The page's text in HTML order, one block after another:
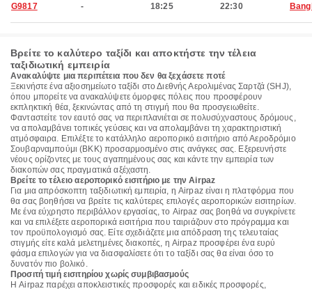
G9817 - 18:25 22:30
Βρείτε το καλύτερο ταξίδι και αποκτήστε την τέλεια
ταξιδιωτική εμπειρία
Ανακαλύψτε μια περιπέτεια που δεν θα ξεχάσετε ποτέ
Ξεκινήστε ένα αξιοσημείωτο ταξίδι στο Διεθνής Αερολιμένας Σαρτζά (SHJ),
όπου μπορείτε να ανακαλύψετε όμορφες πόλεις που προσφέρουν
εκπληκτική θέα, ξεκινώντας από τη στιγμή που θα προσγειωθείτε.
Φανταστείτε τον εαυτό σας να περιπλανιέται σε πολυσύχναστους δρόμους,
να απολαμβάνει τοπικές γεύσεις και να απολαμβάνει τη χαρακτηριστική
ατμόσφαιρα. Επιλέξτε το κατάλληλο αεροπορικό εισιτήριο από Αεροδρόμιο
Σουβαρναμπούμι (BKK) προσαρμοσμένο στις ανάγκες σας. Εξερευνήστε
νέους ορίζοντες με τους αγαπημένους σας και κάντε την εμπειρία των
διακοπών σας πραγματικά αξέχαστη.
Βρείτε το τέλειο αεροπορικό εισιτήριο με την Airpaz
Για μια απρόσκοπτη ταξιδιωτική εμπειρία, η Airpaz είναι η πλατφόρμα που
θα σας βοηθήσει να βρείτε τις καλύτερες επιλογές αεροπορικών εισιτηρίων.
Με ένα εύχρηστο περιβάλλον εργασίας, το Airpaz σας βοηθά να συγκρίνετε
και να επιλέξετε αεροπορικά εισιτήρια που ταιριάζουν στο πρόγραμμα και
τον προϋπολογισμό σας. Είτε σχεδιάζετε μια απόδραση της τελευταίας
στιγμής είτε καλά μελετημένες διακοπές, η Airpaz προσφέρει ένα ευρύ
φάσμα επιλογών για να διασφαλίσετε ότι το ταξίδι σας θα είναι όσο το
δυνατόν πιο βολικό.
Προσιτή τιμή εισιτηρίου χωρίς συμβιβασμούς
Η Airpaz παρέχει αποκλειστικές προσφορές και ειδικές προσφορές,